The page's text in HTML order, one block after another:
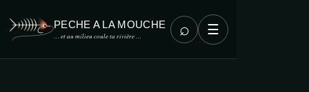
PECHE A LA MOUCHE
… et au milieu coule ta rivière … ⌕ ☰